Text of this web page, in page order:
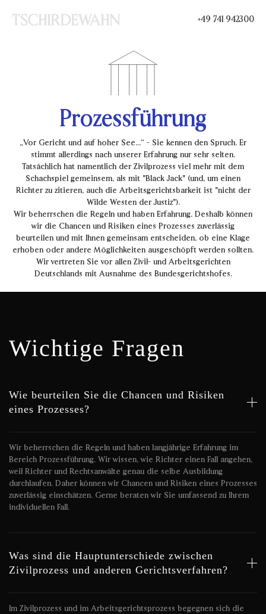
+49 741 942300
Prozessführung
„Vor Gericht und auf hoher See...“ - Sie kennen den Spruch. Er
stimmt allerdings nach unserer Erfahrung nur sehr selten.
Tatsächlich hat namentlich der Zivilprozess viel mehr mit dem
Schachspiel gemeinsem, als mit "Black Jack" (und, um einen
Richter zu zitieren, auch die Arbeitsgerichtsbarkeit ist "nicht der
Wilde Westen der Justiz").
Wir beherrschen die Regeln und haben Erfahrung. Deshalb können
wir die Chancen und Risiken eines Prozesses zuverlässig
beurteilen und mit Ihnen gemeinsam entscheiden, ob eine Klage
erhoben oder andere Möglichkeiten ausgeschöpft werden sollten.
Wir vertreten Sie vor allen Zivil- und Arbeitsgerichten
Deutschlands mit Ausnahme des Bundesgerichtshofes.
Wichtige Fragen
Wie beurteilen Sie die Chancen und Risiken
eines Prozesses?
Wir beherrschen die Regeln und haben langjährige Erfahrung im
Bereich Prozessführung. Wir wissen, wie Richter einen Fall angehen,
weil Richter und Rechtsanwälte genau die selbe Ausbildung
durchlaufen. Daher können wir Chancen und Risiken eines Prozesses
zuverlässig einschätzen. Gerne beraten wir Sie umfassend zu Ihrem
individuellen Fall.
Was sind die Hauptunterschiede zwischen
Zivilprozess und anderen Gerichtsverfahren?
Im Zivilprozess und im Arbeitsgerichtsprozess begegnen sich die